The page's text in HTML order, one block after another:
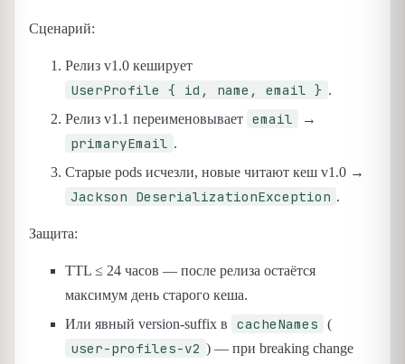
Сценарий:
Релиз v1.0 кеширует
UserProfile { id, name, email } .
Релиз v1.1 переименовывает email →
primaryEmail .
Старые pods исчезли, новые читают кеш v1.0 →
Jackson DeserializationException .
Защита:
TTL ≤ 24 часов — после релиза остаётся
максимум день старого кеша.
Или явный version-suffix в
cacheNames (
user-profiles-v2 ) — при breaking change